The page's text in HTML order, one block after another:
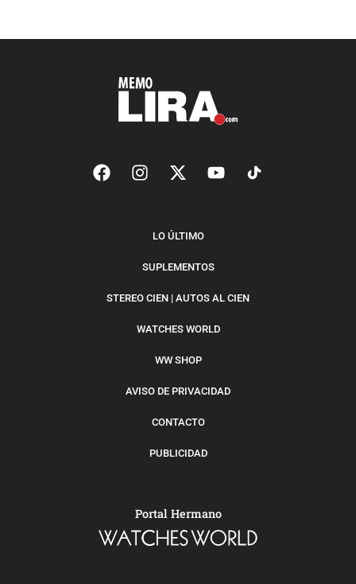
LO ÚLTIMO
SUPLEMENTOS
STEREO CIEN | AUTOS AL CIEN
WATCHES WORLD
WW SHOP
AVISO DE PRIVACIDAD
CONTACTO
PUBLICIDAD
Portal Hermano